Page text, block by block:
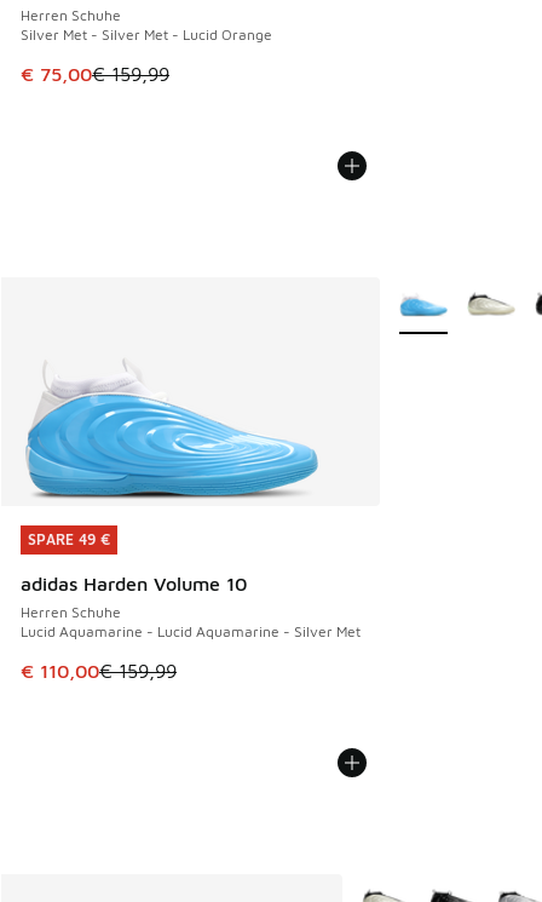
Herren Schuhe
Silver Met - Silver Met - Lucid Orange
Dieser Artikel ist im Sale. Der Preis ist von € 159,99 auf €
€ 75,00€ 159,99
SPARE 49 €
adidas Harden Volume 10
Herren Schuhe
Lucid Aquamarine - Lucid Aquamarine - Silver Met
Dieser Artikel ist im Sale. Der Preis ist von € 159,99 auf €
€ 110,00€ 159,99
SPARE 49 €
Weitere Farben
Weitere Farben